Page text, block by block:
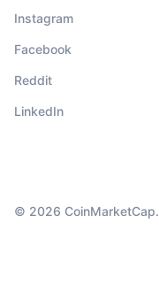
Instagram
Facebook
Reddit
LinkedIn
© 2026